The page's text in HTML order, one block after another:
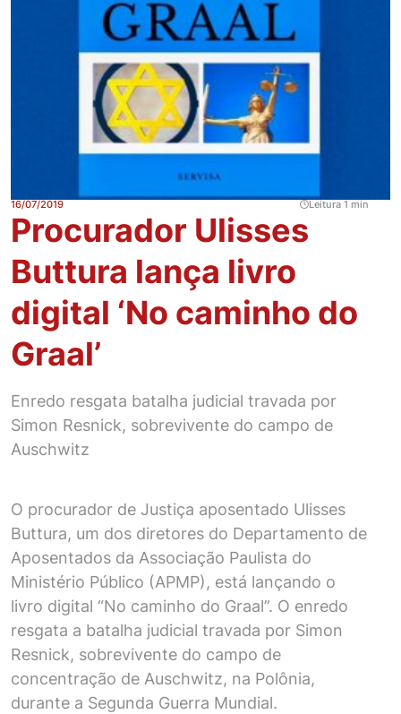
16/07/2019 Leitura 1 min
Procurador Ulisses
Buttura lança livro
digital ‘No caminho do
Graal’
Enredo resgata batalha judicial travada por
Simon Resnick, sobrevivente do campo de
Auschwitz
O procurador de Justiça aposentado Ulisses
Buttura, um dos diretores do Departamento de
Aposentados da Associação Paulista do
Ministério Público (APMP), está lançando o
livro digital “No caminho do Graal”. O enredo
resgata a batalha judicial travada por Simon
Resnick, sobrevivente do campo de
concentração de Auschwitz, na Polônia,
durante a Segunda Guerra Mundial.